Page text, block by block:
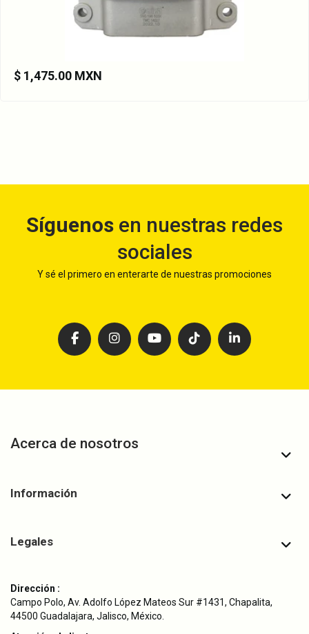
$ 1,475.00 MXN
Síguenos en nuestras redes
sociales
Y sé el primero en enterarte de nuestras promociones
Acerca de nosotros
Información
Legales
Dirección :
Campo Polo, Av. Adolfo López Mateos Sur #1431, Chapalita,
44500 Guadalajara, Jalisco, México.